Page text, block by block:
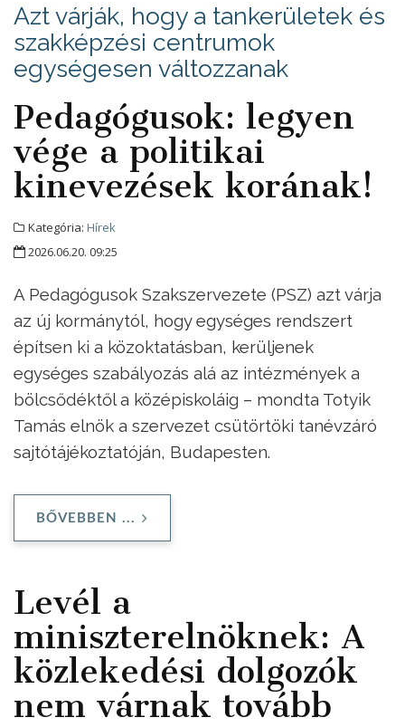
Azt várják, hogy a tankerületek és
szakképzési centrumok
egységesen változzanak
Pedagógusok: legyen
vége a politikai
kinevezések korának!
Kategória: Hírek
2026.06.20. 09:25
A Pedagógusok Szakszervezete (PSZ) azt várja
az új kormánytól, hogy egységes rendszert
építsen ki a közoktatásban, kerüljenek
egységes szabályozás alá az intézmények a
bölcsődéktől a középiskoláig – mondta Totyik
Tamás elnök a szervezet csütörtöki tanévzáró
sajtótájékoztatóján, Budapesten.
BŐVEBBEN ...
Levél a
miniszterelnöknek: A
közlekedési dolgozók
nem várnak tovább